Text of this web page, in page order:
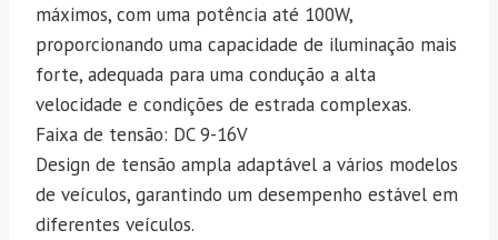
máximos, com uma potência até 100W,
proporcionando uma capacidade de iluminação mais
forte, adequada para uma condução a alta
velocidade e condições de estrada complexas.
Faixa de tensão: DC 9-16V
Design de tensão ampla adaptável a vários modelos
de veículos, garantindo um desempenho estável em
diferentes veículos.